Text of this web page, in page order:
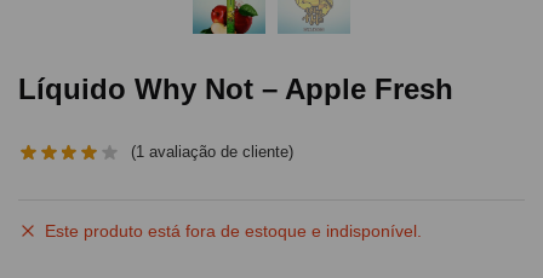
Líquido Why Not – Apple Fresh
(1 avaliação de cliente)
Este produto está fora de estoque e indisponível.